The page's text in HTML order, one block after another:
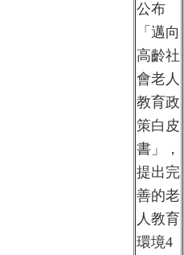
公布
「邁向
高齡社
會老人
教育政
策白皮
書」，
提出完
善的老
人教育
環境4